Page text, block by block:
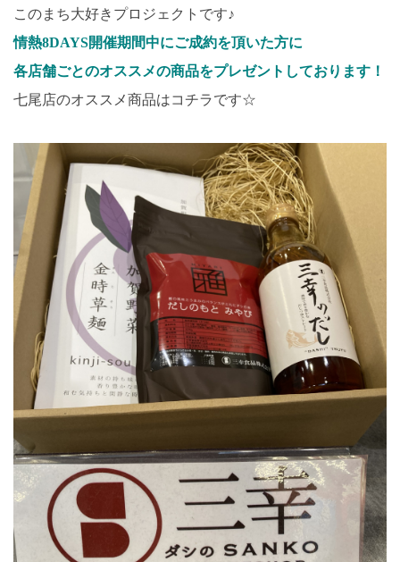
このまち大好きプロジェクトです♪
情熱8DAYS開催期間中にご成約を頂いた方に
各店舗ごとのオススメの商品をプレゼントしております！
七尾店のオススメ商品はコチラです☆